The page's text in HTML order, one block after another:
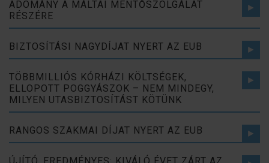
ADOMÁNY A MÁLTAI MENTŐSZOLGÁLAT
RÉSZÉRE
BIZTOSÍTÁSI NAGYDÍJAT NYERT AZ EUB
TÖBBMILLIÓS KÓRHÁZI KÖLTSÉGEK,
ELLOPOTT POGGYÁSZOK – NEM MINDEGY,
MILYEN UTASBIZTOSÍTÁST KÖTÜNK
RANGOS SZAKMAI DÍJAT NYERT AZ EUB